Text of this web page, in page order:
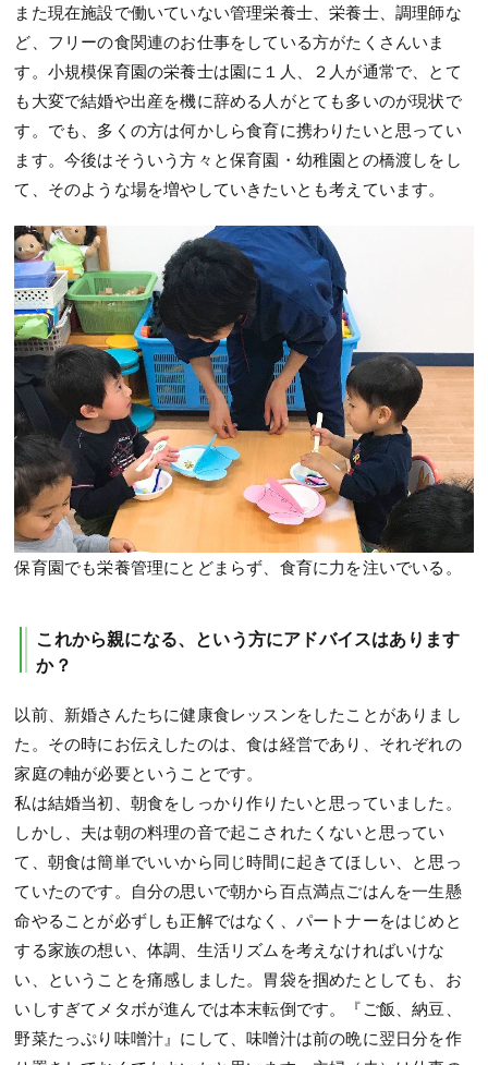
また現在施設で働いていない管理栄養士、栄養士、調理師な
ど、フリーの食関連のお仕事をしている方がたくさんいま
す。小規模保育園の栄養士は園に１人、２人が通常で、とて
も大変で結婚や出産を機に辞める人がとても多いのが現状で
す。でも、多くの方は何かしら食育に携わりたいと思ってい
ます。今後はそういう方々と保育園・幼稚園との橋渡しをし
て、そのような場を増やしていきたいとも考えています。
保育園でも栄養管理にとどまらず、食育に力を注いでいる。
これから親になる、という方にアドバイスはあります
か？
以前、新婚さんたちに健康食レッスンをしたことがありまし
た。その時にお伝えしたのは、食は経営であり、それぞれの
家庭の軸が必要ということです。
私は結婚当初、朝食をしっかり作りたいと思っていました。
しかし、夫は朝の料理の音で起こされたくないと思ってい
て、朝食は簡単でいいから同じ時間に起きてほしい、と思っ
ていたのです。自分の思いで朝から百点満点ごはんを一生懸
命やることが必ずしも正解ではなく、パートナーをはじめと
する家族の想い、体調、生活リズムを考えなければいけな
い、ということを痛感しました。胃袋を掴めたとしても、お
いしすぎてメタボが進んでは本末転倒です。『ご飯、納豆、
野菜たっぷり味噌汁』にして、味噌汁は前の晩に翌日分を作